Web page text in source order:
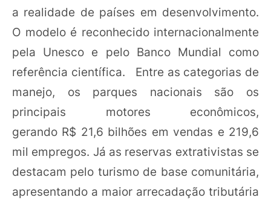
a realidade de países em desenvolvimento.
O modelo é reconhecido internacionalmente
pela Unesco e pelo Banco Mundial como
referência científica. Entre as categorias de
manejo, os parques nacionais são os
principais motores econômicos,
gerando R$ 21,6 bilhões em vendas e 219,6
mil empregos. Já as reservas extrativistas se
destacam pelo turismo de base comunitária,
apresentando a maior arrecadação tributária